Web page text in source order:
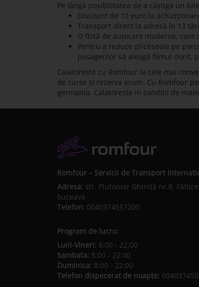
Pe lângă posibilitatea de a câștiga un
Discount de 10 euro la
Transport direct la adresă în 13
O flotă de autocare moderne,
Pentru a reduce plictiseala pe
pasagerilor să aleagă filmul dorit,
Calatoreste cu Romfour la cele mai
de curse si rezerva acum. Cu Romfour
germania. Calatoreste in conditii de
Romfour – Servicii de Transport
Adresa: str. Plutonier Ghiniţă nr.8,
Suceava
Telefon: 0040374557200
Program de lucru:
Luni-Vineri: 8:00 - 22:00
Sambata: 8:00 - 22:00
Duminica: 8:00 - 22:00
Telefon dispecerat de noapte: